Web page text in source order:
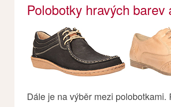
Polobotky hravých barev
Dále je na výběr mezi